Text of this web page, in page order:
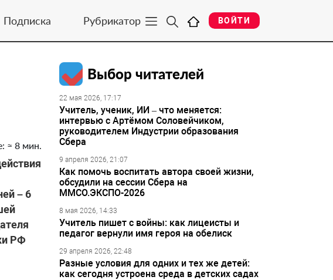
Подписка Рубрикатор ВОЙТИ
≈ 8 мин.
– 6
РФ
Выбор читателей
22 мая 2026, 17:17
Учитель, ученик, ИИ – что меняется:
интервью с Артёмом Соловейчиком,
руководителем Индустрии образования
Сбера
9 апреля 2026, 21:07
Как помочь воспитать автора своей жизни,
обсудили на сессии Сбера на
ММСО.ЭКСПО-2026
8 мая 2026, 14:33
Учитель пишет с войны: как лицеисты и
педагог вернули имя героя на обелиск
29 апреля 2026, 22:48
Разные условия для одних и тех же детей:
как сегодня устроена среда в детских садах